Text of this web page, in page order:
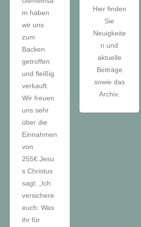
Hier finden
Sie
Neuigkeite
n und
aktuelle
Beiträge
sowie das
Archiv.
m haben
wir uns
zum
Backen
getroffen
und fleißig
verkauft.
Wir freuen
uns sehr
über die
Einnahmen
von
255€.Jesu
s Christus
sagt: „Ich
versichere
euch: Was
ihr für